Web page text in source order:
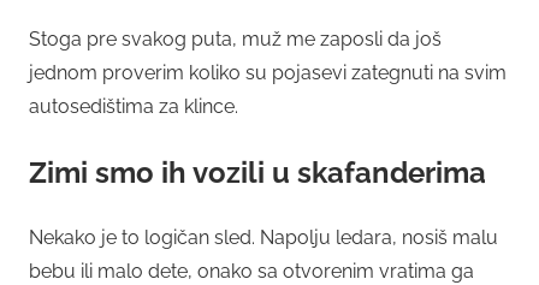
Stoga pre svakog puta, muž me zaposli da još
jednom proverim koliko su pojasevi zategnuti na svim
autosedištima za klince.
Zimi smo ih vozili u skafanderima
Nekako je to logičan sled. Napolju ledara, nosiš malu
bebu ili malo dete, onako sa otvorenim vratima ga